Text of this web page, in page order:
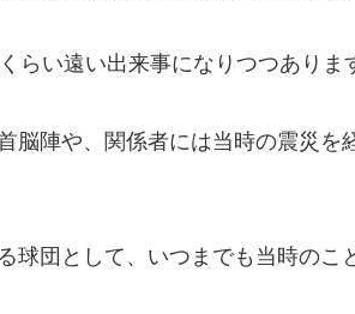
らい遠い出来事になりつつありま
脳陣や、関係者には当時の震災を
球団として、いつまでも当時のこ